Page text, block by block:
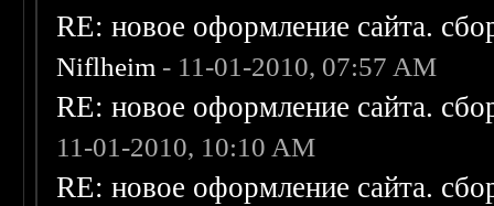
RE: новое оформление сайта.
Niflheim - 11-01-2010, 07:57 AM
RE: новое оформление сайта.
11-01-2010, 10:10 AM
RE: новое оформление сайта.